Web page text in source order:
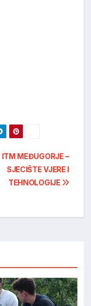
ITM MEĐUGORJE –
SJECIŠTE VJERE I
TEHNOLOGIJE